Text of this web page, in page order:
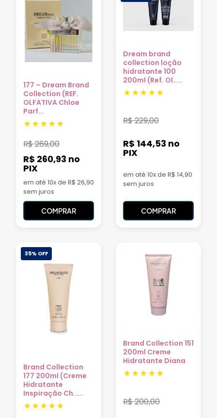
177 – Dream Brand
Collection (REF.
OLFATIVA Chloe
Parf...
R$269,00
R$ 260,93 no
PIX
em até 10x de R$ 26,90
sem juros
COMPRAR
Dream brand
collection loção
hidratante 100
200ml (Ref. Ol.....
R$229,00
R$ 144,53 no
PIX
em até 10x de R$ 14,90
sem juros
COMPRAR
35% OFF
Brand Collection
177 200ml (Creme
Hidratante
Inspiração Ch.....
Brand Collection 151
200ml Creme
Hidratante Diana
R$200,00